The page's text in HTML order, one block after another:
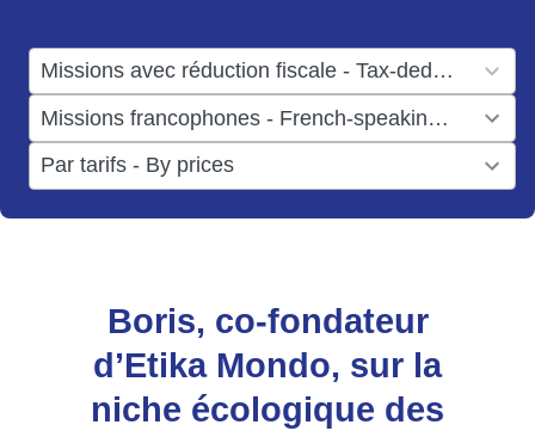
Missions avec réduction fiscale - Tax-deductible missions
result
available
Missions francophones - French-speaking missions
result
available
Par tarifs - By prices
results
available
Boris, co-fondateur
d’Etika Mondo, sur la
niche écologique des